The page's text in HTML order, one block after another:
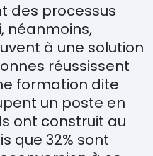
des processus
néanmoins,
à une solution
réussissent
formation dite
un poste en
ont construit au
que 32% sont